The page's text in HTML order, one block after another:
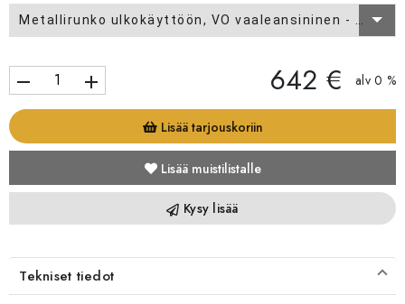
remove add 642 € alv 0 %
Lisää tarjouskoriin
Lisää muistilistalle
Kysy lisää
Tekniset tiedot